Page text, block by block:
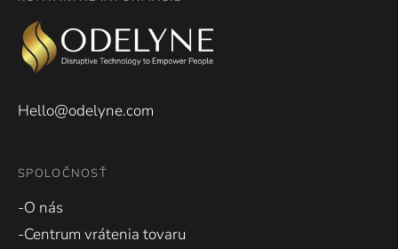
Hello@odelyne.com
SPOLOČNOSŤ
-O nás
-Centrum vrátenia tovaru